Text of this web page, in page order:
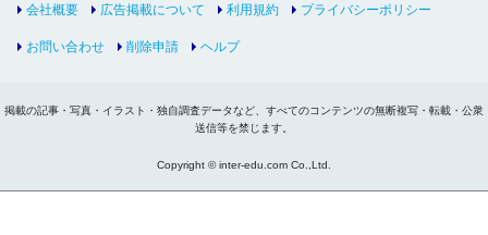
会社概要 広告掲載について 利用規約 プライバシーポリシー
お問い合わせ 削除申請 ヘルプ
掲載の記事・写真・イラスト・独自調査データなど、すべてのコンテンツの無断複写・転載・公衆
送信等を禁じます。
Copyright © inter-edu.com Co.,Ltd.